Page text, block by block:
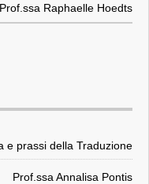
Prof.ssa Raphaelle Hoedts
e prassi della Traduzione
Prof.ssa Annalisa Pontis